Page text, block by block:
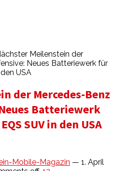
Meilenstein der
Neues Batteriewerk für
USA
der Mercedes-Benz
Batteriewerk
SUV in den USA
Mobile-Magazin — 1. April